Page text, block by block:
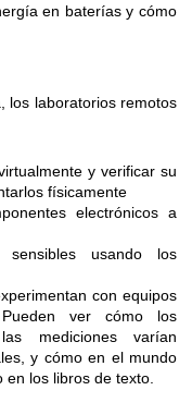
en baterías y cómo
los laboratorios remotos
y verificar su
físicamente
electrónicos a
usando los
con equipos
ver cómo los
mediciones varían
y cómo en el mundo
los libros de texto.